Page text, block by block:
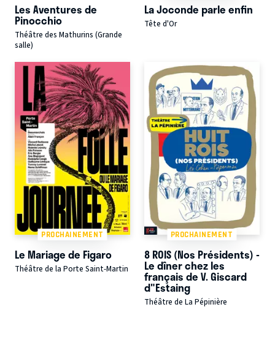
Les Aventures de
Pinocchio
Théâtre des Mathurins (Grande
salle)
La Joconde parle enfin
Tête d'Or
PROCHAINEMENT
Le Mariage de Figaro
Théâtre de la Porte Saint-Martin
PROCHAINEMENT
8 ROIS (Nos Présidents) -
Le dîner chez les
français de V. Giscard
d"Estaing
Théâtre de La Pépinière